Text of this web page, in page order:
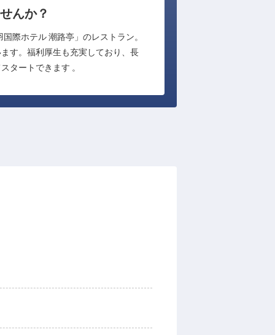
んか？
際ホテル 潮路亭」のレストラン。
す。福利厚生も充実しており、長
タートできます 。